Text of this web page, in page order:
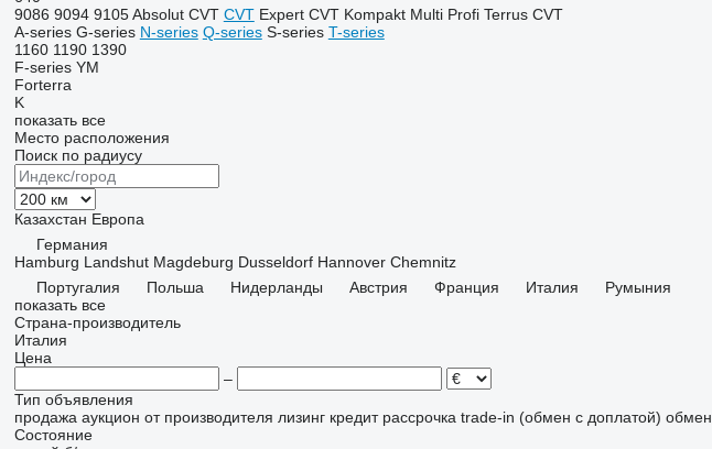
9086 9094 9105 Absolut CVT CVT Expert CVT Kompakt Multi Profi Terrus CVT
A-series G-series N-series Q-series S-series T-series
1160 1190 1390
F-series YM
Forterra
K
показать все
Место расположения
Поиск по радиусу
Казахстан Европа
Германия
Hamburg Landshut Magdeburg Dusseldorf Hannover Chemnitz
Португалия
Польша Нидерланды Австрия Франция Италия
Румыния
показать все
Страна-производитель
Италия
Цена
–
Тип объявления
продажа аукцион от производителя лизинг кредит рассрочка trade-in (обмен с доплатой) обмен
Состояние